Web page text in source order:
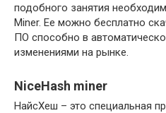
подобного занятия
Miner. Ее можно бесплатно
ПО способно в
изменениями на рынке.
NiceHash miner
НайсХеш – это специальная